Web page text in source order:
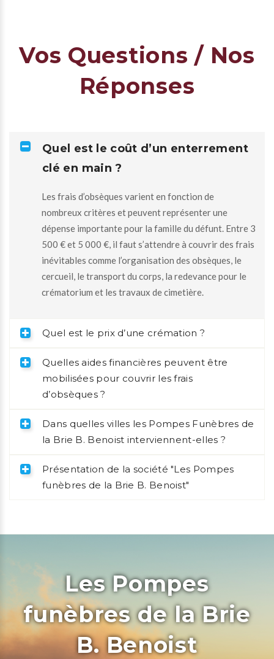
Vos Questions / Nos
Réponses
Quel est le coût d’un enterrement
clé en main ?
Les frais d’obsèques varient en fonction de
nombreux critères et peuvent représenter une
dépense importante pour la famille du défunt. Entre 3
500 € et 5 000 €, il faut s’attendre à couvrir des frais
inévitables comme l’organisation des obsèques, le
cercueil, le transport du corps, la redevance pour le
crématorium et les travaux de cimetière.
Quel est le prix d’une crémation ?
Quelles aides financières peuvent être
mobilisées pour couvrir les frais
d’obsèques ?
Dans quelles villes les Pompes Funèbres de
la Brie B. Benoist interviennent-elles ?
Présentation de la société "Les Pompes
funèbres de la Brie B. Benoist"
Les Pompes
funèbres de la Brie
B. Benoist